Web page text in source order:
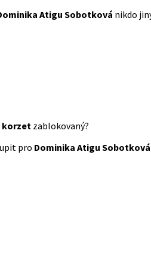
Atigu Sobotková nikdo
korzet zablokovaný?
pro Dominika Atigu Sobotková